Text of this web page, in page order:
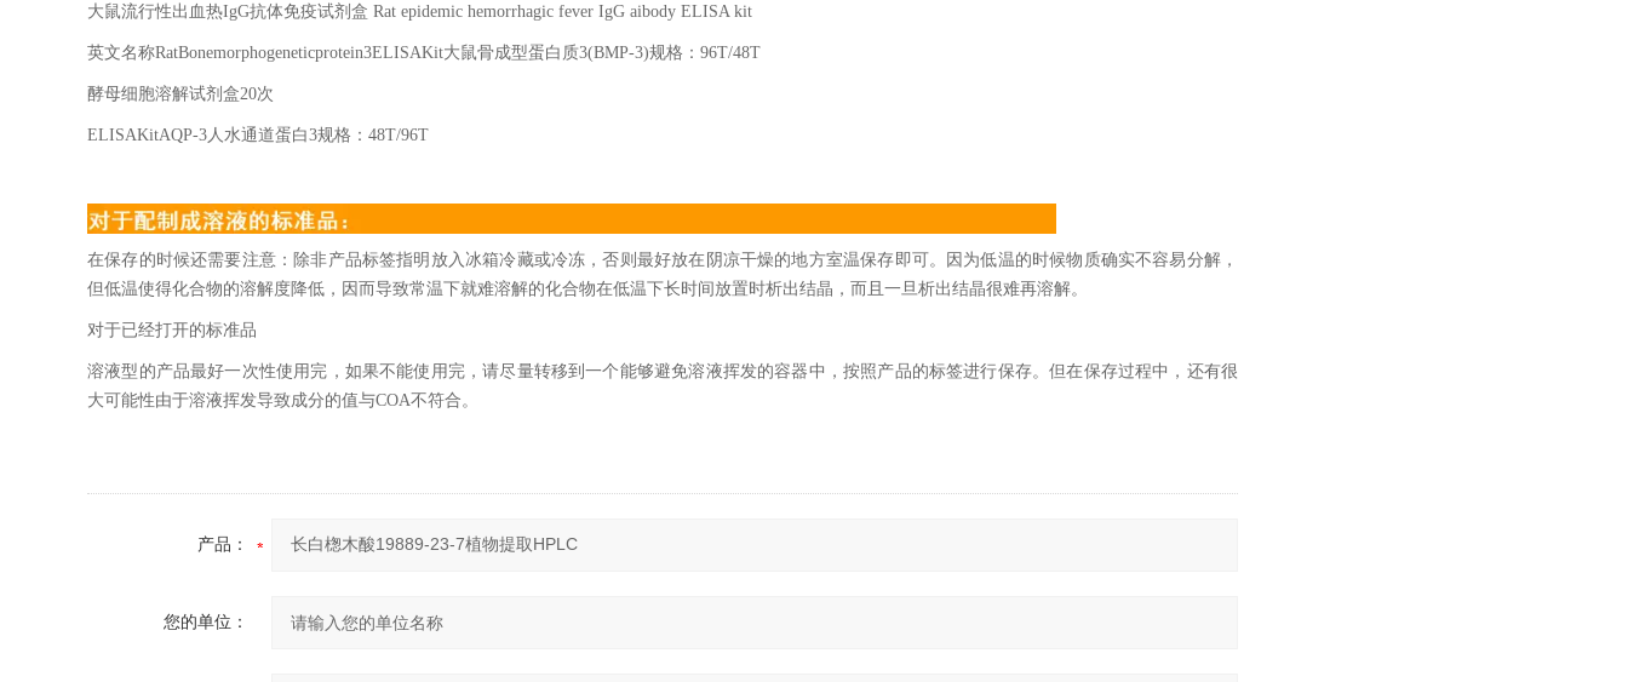
大鼠流行性出血热IgG抗体免疫试剂盒 Rat epidemic hemorrhagic fever IgG aibody ELISA kit
英文名称RatBonemorphogeneticprotein3ELISAKit大鼠骨成型蛋白质3(BMP-3)规格： 96T/48T
酵母细胞溶解试剂盒20次
ELISAKitAQP-3人水通道蛋白3规格： 48T/96T
在保存的时候还需要注意：除非产品标签指明放入冰箱冷藏或冷冻，否则最好放在阴凉干燥的地方室温保存即可。因为低温的时候物质确实不容易分解，
但低温使得化合物的溶解度降低，因而导致常温下就难溶解的化合物在低温下长时间放置时析出结晶，而且一旦析出结晶很难再溶解。
对于已经打开的标准品
溶液型的产品最好一次性使用完，如果不能使用完，请尽量转移到一个能够避免溶液挥发的容器中，按照产品的标签进行保存。但在保存过程中，还有很
大可能性由于溶液挥发导致成分的值与COA不符合。
产品：
您的单位：